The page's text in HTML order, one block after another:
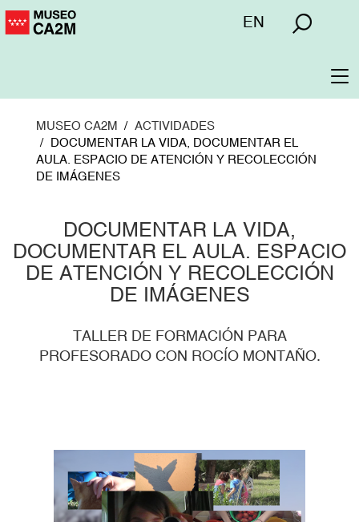
Pasar
Menú
EN
MUSEO CA2M
ACTIVIDADES
DOCUMENTAR LA VIDA, DOCUMENTAR EL
AULA. ESPACIO DE ATENCIÓN Y RECOLECCIÓN
DE IMÁGENES
DOCUMENTAR LA VIDA,
DOCUMENTAR EL AULA. ESPACIO
DE ATENCIÓN Y RECOLECCIÓN
DE IMÁGENES
TALLER DE FORMACIÓN PARA
PROFESORADO CON ROCÍO MONTAÑO.